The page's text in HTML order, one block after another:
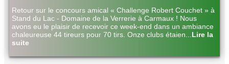
Retour sur le concours amical « Challenge Robert Couchet » à
Stand du Lac - Domaine de la Verrerie à Carmaux ! Nous
avons eu le plaisir de recevoir ce week-end dans un ambiance
chaleureuse 44 tireurs pour 70 tirs. Onze clubs étaien
Lire la
suite